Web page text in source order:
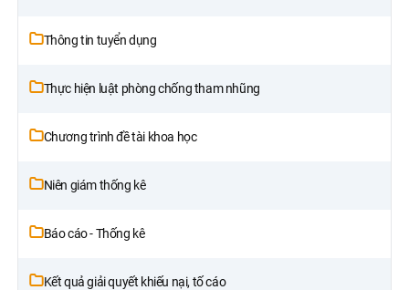
Thông tin tuyển dụng
Thực hiện luật phòng chống tham nhũng
Chương trình đề tài khoa học
Niên giám thống kê
Báo cáo - Thống kê
Kết quả giải quyết khiếu nại, tố cáo